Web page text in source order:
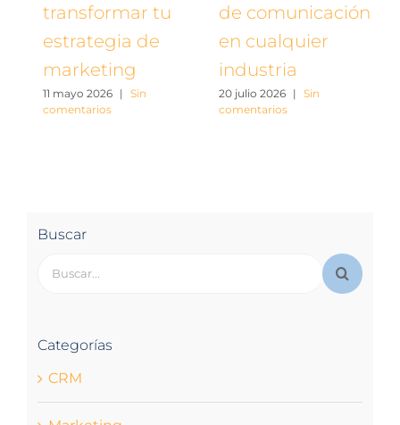
transformar tu
estrategia de
marketing
11 mayo 2026 |
Sin
comentarios
de comunicación
en cualquier
industria
20 julio 2026 |
Sin
comentarios
Buscar
Buscar:
Categorías
CRM